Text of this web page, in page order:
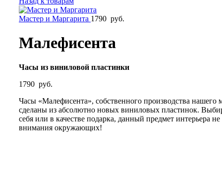
Мастер и Маргарита 1790 руб.
Малефисента
Часы из виниловой пластинки
1790 руб.
Часы «Малефисента», собственного производства нашего
сделаны из абсолютно новых виниловых пластинок.
себя или в качестве подарка, данный предмет интерьера не
внимания окружающих!